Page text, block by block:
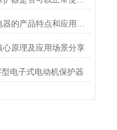
谈谈电子式继电器的产品特点和应用行业
心原理及应用场景分享
型电子式电动机保护器